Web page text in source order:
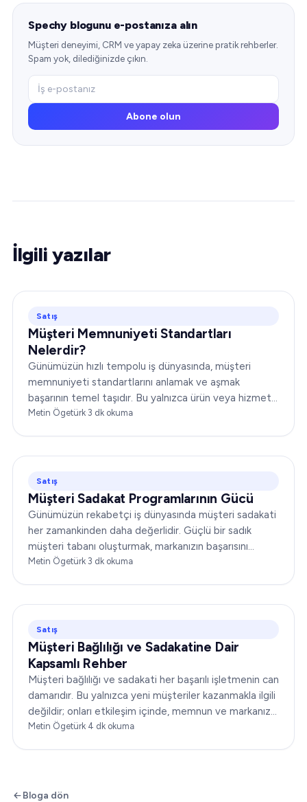
Spechy blogunu e-postanıza alın
Müşteri deneyimi, CRM ve yapay zeka üzerine pratik rehberler.
Spam yok, dilediğinizde çıkın.
Abone olun
İlgili yazılar
Satış
Müşteri Memnuniyeti Standartları
Nelerdir?
Günümüzün hızlı tempolu iş dünyasında, müşteri
memnuniyeti standartlarını anlamak ve aşmak
başarının temel taşıdır. Bu yalnızca ürün veya hizmet
sunmakla ilgili değildir;…
Metin Ögetürk·3 dk okuma
Satış
Müşteri Sadakat Programlarının Gücü
Günümüzün rekabetçi iş dünyasında müşteri sadakati
her zamankinden daha değerlidir. Güçlü bir sadık
müşteri tabanı oluşturmak, markanızın başarısını
önemli ölçüde artırabilir. Bu yazıda…
Metin Ögetürk·3 dk okuma
Satış
Müşteri Bağlılığı ve Sadakatine Dair
Kapsamlı Rehber
Müşteri bağlılığı ve sadakati her başarılı işletmenin can
damarıdır. Bu yalnızca yeni müşteriler kazanmakla ilgili
değildir; onları etkileşim içinde, memnun ve markanıza
sadık tutmakla ilgilidir. Bu makalede…
Metin Ögetürk·4 dk okuma
Bloga dön